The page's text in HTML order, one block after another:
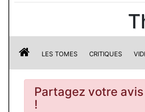
LES TOMES CRITIQUES
Partagez votre
!